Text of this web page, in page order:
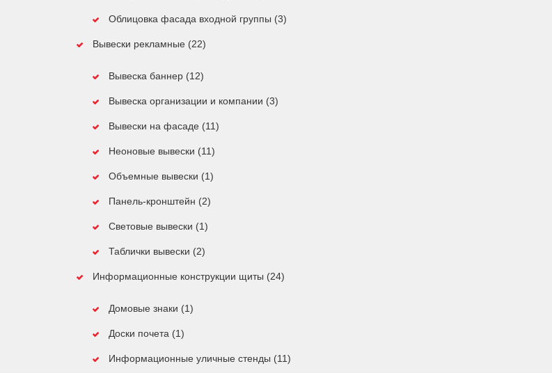
Облицовка фасада входной группы (3)
Вывески рекламные (22)
Вывеска баннер (12)
Вывеска организации и компании (3)
Вывески на фасаде (11)
Неоновые вывески (11)
Объемные вывески (1)
Панель-кронштейн (2)
Световые вывески (1)
Таблички вывески (2)
Информационные конструкции щиты (24)
Домовые знаки (1)
Доски почета (1)
Информационные уличные стенды (11)